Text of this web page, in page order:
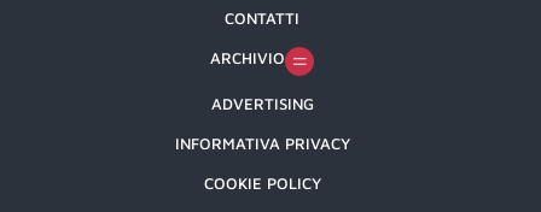
CONTATTI
ARCHIVIO
ADVERTISING
INFORMATIVA PRIVACY
COOKIE POLICY